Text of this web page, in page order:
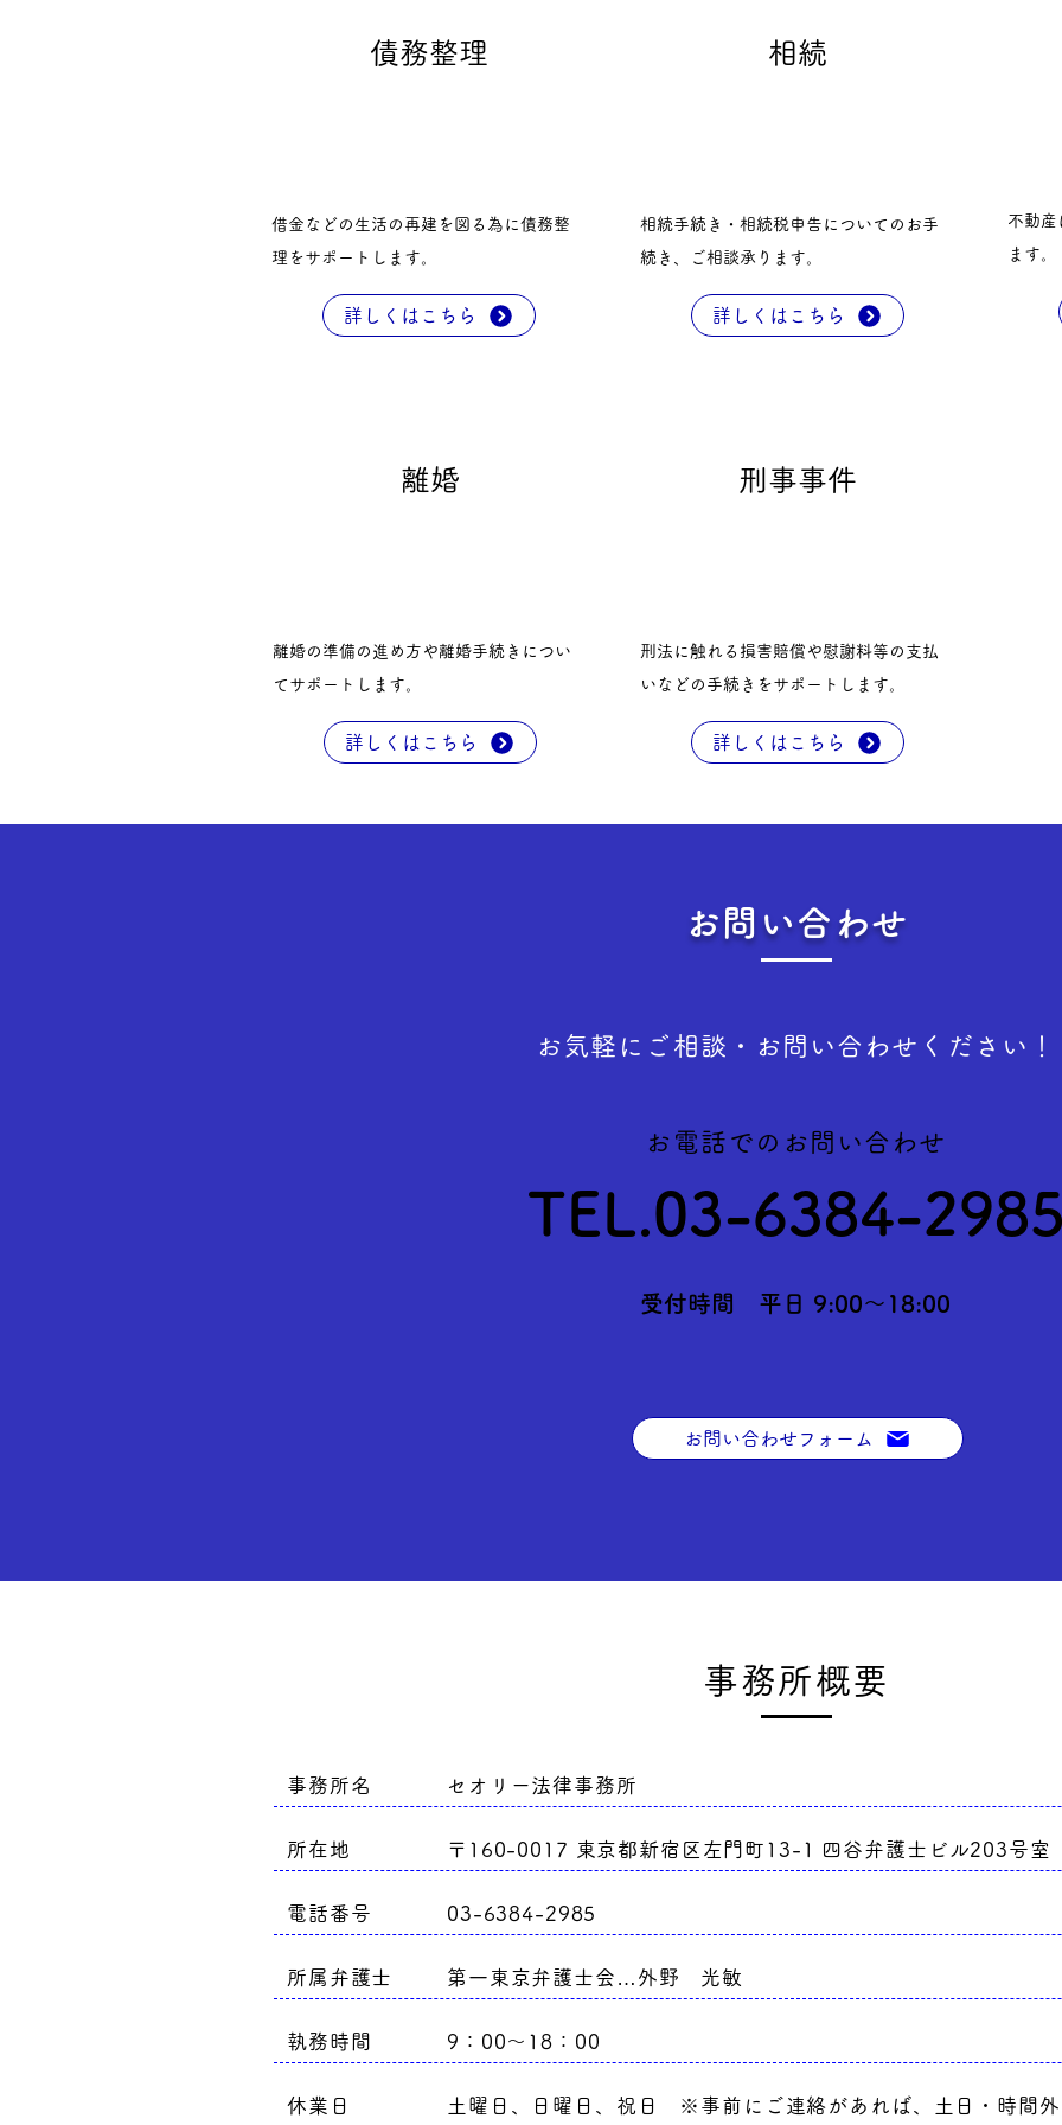
債務整理
借金などの生活の再建を図る為に債務整
理をサポートします。
詳しくはこちら
​相続
相続手続き・相続税申告についてのお手
続き、ご相談承ります。
詳しくはこちら
不動産
ます。
離婚
離婚の準備の進め方や離婚手続きについ
てサポートします。
詳しくはこちら
刑事事件
刑法に触れる損害賠償や慰謝料等の支払
いなどの手続きをサポートします。
詳しくはこちら
お問い合わせ
お気軽にご相談・お問い合わせください！
お電話でのお問い合わせ
TEL.03-6384-
受付時間 平日 9:00～18:00
お問い合わせフォーム
事務所概要
事務所名 セオリー法律事務所
所在地 〒160-0017 東京都新宿区左門町13-1 四谷弁護士ビル203号室
電話番号 03-6384-2985
所属弁護士 第一東京弁護士会…外野 光敏
執務時間 9：00～18：00
休業日 土曜日、日曜日、祝日 ※事前にご連絡があれば、土日・時間